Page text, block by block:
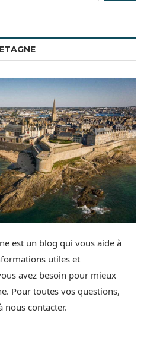
est un blog qui vous aide à
utiles et
avez besoin pour mieux
Pour toutes vos questions,
nous contacter.